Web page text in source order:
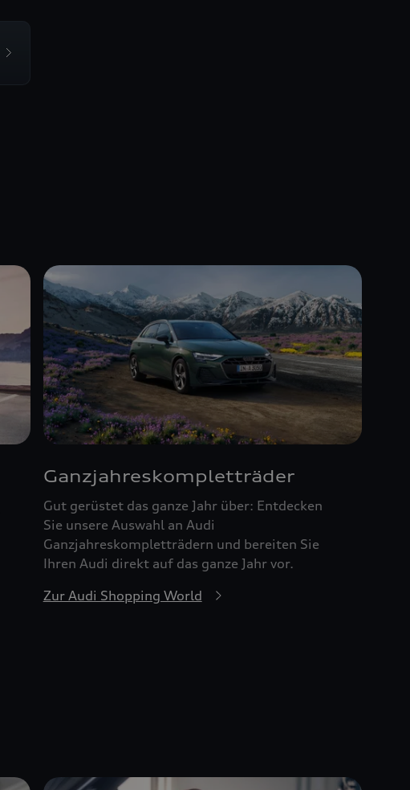
Ganzjahreskompletträder
Gut gerüstet das ganze Jahr über: Entdecken
Sie unsere Auswahl an Audi
Ganzjahreskompletträdern und bereiten Sie
Ihren Audi direkt auf das ganze Jahr vor.
Zur Audi Shopping World